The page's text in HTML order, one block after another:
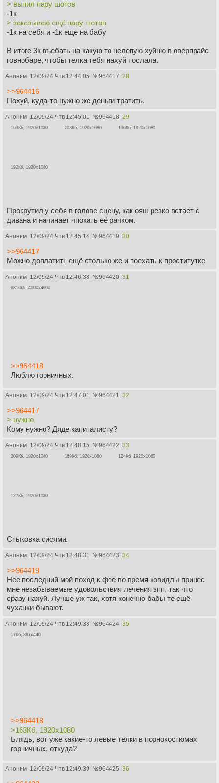
> выпил пару шотов
-1к
> заказываю ещё пару шотов
-1к на себя и -1к еще на бабу
В итоге 3к въебать на какую то нелепую хуйню в оверпрайс
говнобаре, чтобы телка тебя нахуй послала.
Аноним 12/09/24 Чтв 12:44:05 №964417 28
>>964416
Похуй, куда-то нужно же деньги тратить.
Аноним 12/09/24 Чтв 12:45:01 №964418 29
163Кб, 1920x1080 203Кб, 1920x1080 196Кб, 1920x1080
192Кб, 1920x1080
Прокрутил у себя в голове сцену, как ояш резко встает с
дивана и начинает чпокать её рачком.
Аноним 12/09/24 Чтв 12:45:14 №964419 30
>>964417
Можно доплатить ещё столько же и поехать к проститутке
Аноним 12/09/24 Чтв 12:46:38 №964420 31
9316Кб, 4000x4000
>>964418
Люблю горничных.
Аноним 12/09/24 Чтв 12:47:01 №964421 32
>>964417
> нужно
Кому нужно? Дяде капиталисту?
Аноним 12/09/24 Чтв 12:48:15 №964422 33
209Кб, 1920x1080 169Кб, 1920x1080 124Кб, 1920x1080
127Кб, 1920x1080
Стыковка сисями.
Аноним 12/09/24 Чтв 12:48:31 №964423 34
>>964419
Нее последний мой поход к фее во время ковидлы принес
мне незабываемые удовольствия лечения зпп, так что
сразу нахуй. Лучше уж так, хотя конечно бабы те ещё
чуханки бывают.
Аноним 12/09/24 Чтв 12:49:38 №964424 35
17Кб, 387x440
>>964418
>163Кб, 1920x1080
Блядь, вот уже какие-то левые тёлки в порнокостюмах
горничных, откуда?
Аноним 12/09/24 Чтв 12:49:39 №964425 36